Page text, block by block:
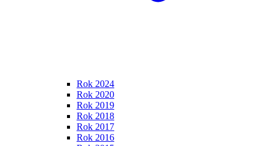
Rok 2024
Rok 2020
Rok 2019
Rok 2018
Rok 2017
Rok 2016